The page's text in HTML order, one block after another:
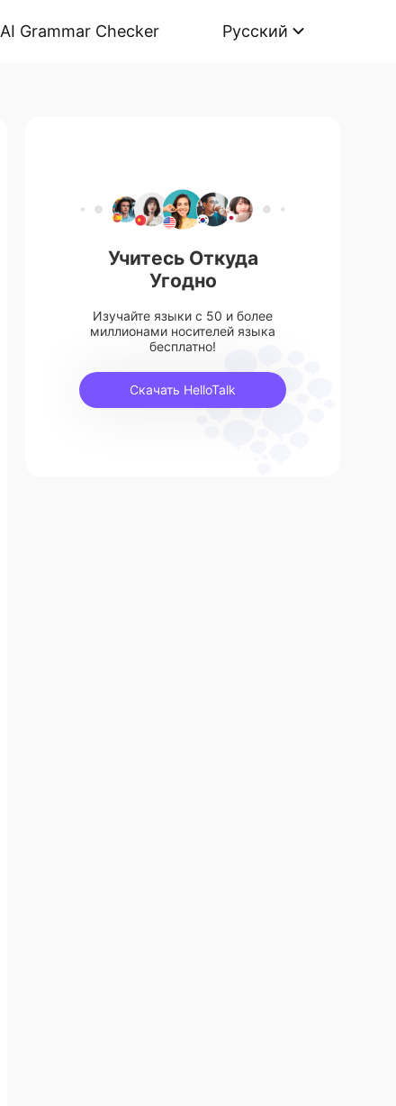
AI Grammar Checker Русский
Учитесь Откуда
Угодно
Изучайте языки с 50 и более
миллионами носителей языка
бесплатно!
Скачать HelloTalk